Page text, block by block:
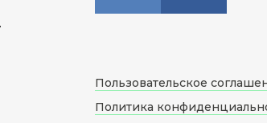
Пользовательское
Политика